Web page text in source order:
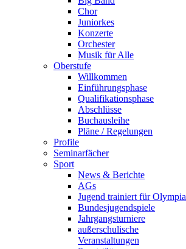
Chor
Juniorkes
Konzerte
Orchester
Musik für Alle
Oberstufe
Willkommen
Einführungsphase
Qualifikationsphase
Abschlüsse
Buchausleihe
Pläne / Regelungen
Profile
Seminarfächer
Sport
News & Berichte
AGs
Jugend trainiert für Olympia
Bundesjugendspiele
Jahrgangsturniere
außerschulische
Veranstaltungen